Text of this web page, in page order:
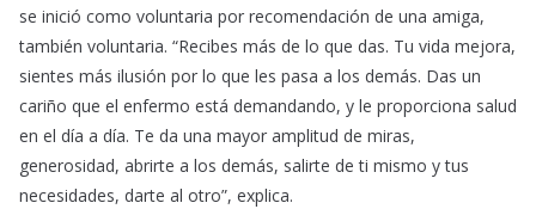
se inició como voluntaria por recomendación de una amiga,
también voluntaria. “Recibes más de lo que das. Tu vida mejora,
sientes más ilusión por lo que les pasa a los demás. Das un
cariño que el enfermo está demandando, y le proporciona salud
en el día a día. Te da una mayor amplitud de miras,
generosidad, abrirte a los demás, salirte de ti mismo y tus
necesidades, darte al otro”, explica.